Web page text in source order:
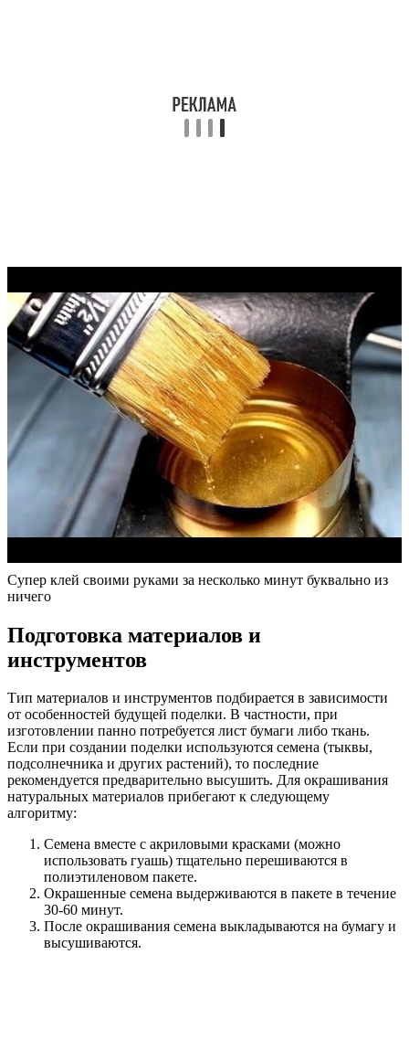
Супер клей своими руками за несколько минут буквально из
ничего
Подготовка материалов и
инструментов
Тип материалов и инструментов подбирается в зависимости
от особенностей будущей поделки. В частности, при
изготовлении панно потребуется лист бумаги либо ткань.
Если при создании поделки используются семена (тыквы,
подсолнечника и других растений), то последние
рекомендуется предварительно высушить. Для окрашивания
натуральных материалов прибегают к следующему
алгоритму:
Семена вместе с акриловыми красками (можно
использовать гуашь) тщательно перешиваются в
полиэтиленовом пакете.
Окрашенные семена выдерживаются в пакете в течение
30-60 минут.
После окрашивания семена выкладываются на бумагу и
высушиваются.